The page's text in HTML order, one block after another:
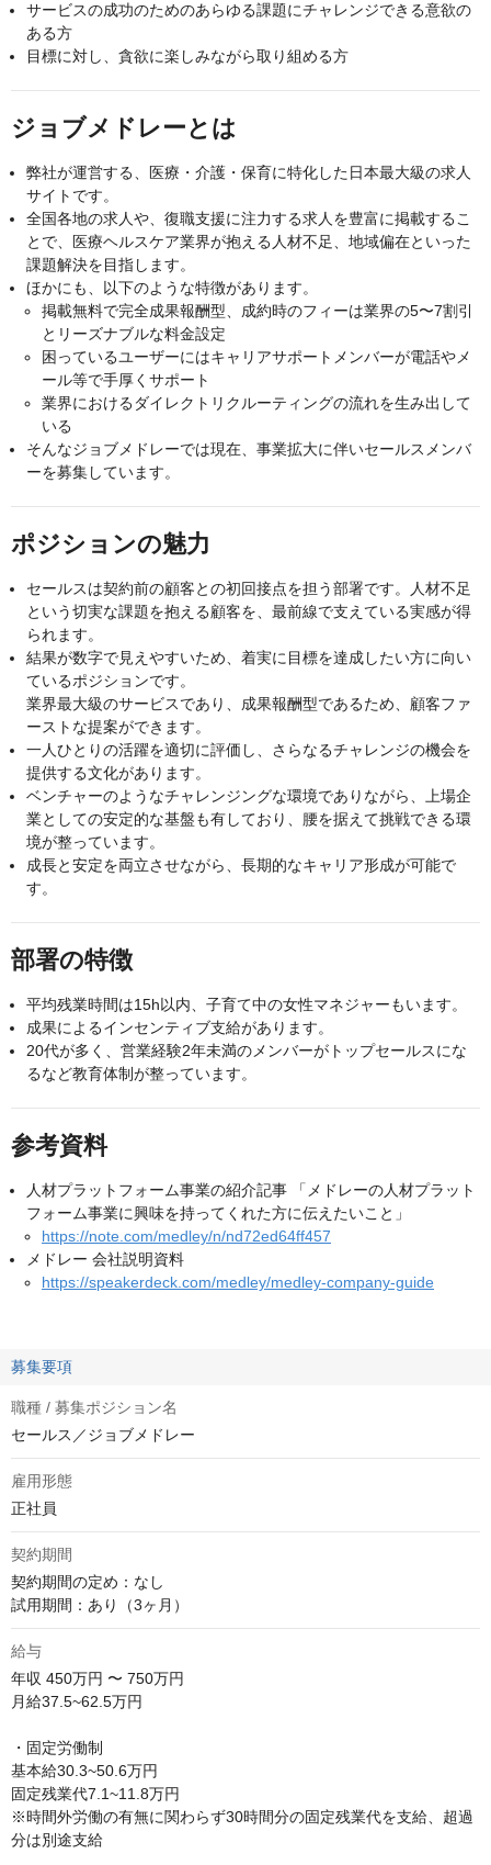
サービスの成功のためのあらゆる課題にチャレンジできる意欲の
ある方
目標に対し、貪欲に楽しみながら取り組める方
ジョブメドレーとは
弊社が運営する、医療・介護・保育に特化した日本最大級の求人
サイトです。
全国各地の求人や、復職支援に注力する求人を豊富に掲載するこ
とで、医療ヘルスケア業界が抱える人材不足、地域偏在といった
課題解決を目指します。
ほかにも、以下のような特徴があります。
掲載無料で完全成果報酬型、成約時のフィーは業界の5〜7割引
とリーズナブルな料金設定
困っているユーザーにはキャリアサポートメンバーが電話やメ
ール等で手厚くサポート
業界におけるダイレクトリクルーティングの流れを生み出して
いる
そんなジョブメドレーでは現在、事業拡大に伴いセールスメンバ
ーを募集しています。
ポジションの魅力
セールスは契約前の顧客との初回接点を担う部署です。人材不足
という切実な課題を抱える顧客を、最前線で支えている実感が得
られます。
結果が数字で見えやすいため、着実に目標を達成したい方に向い
ているポジションです。
業界最大級のサービスであり、成果報酬型であるため、顧客ファ
ーストな提案ができます。
一人ひとりの活躍を適切に評価し、さらなるチャレンジの機会を
提供する文化があります。
ベンチャーのようなチャレンジングな環境でありながら、上場企
業としての安定的な基盤も有しており、腰を据えて挑戦できる環
境が整っています。
成長と安定を両立させながら、長期的なキャリア形成が可能で
す。
部署の特徴
平均残業時間は15h以内、子育て中の女性マネジャーもいます。
成果によるインセンティブ支給があります。
20代が多く、営業経験2年未満のメンバーがトップセールスにな
るなど教育体制が整っています。
参考資料
人材プラットフォーム事業の紹介記事 「メドレーの人材プラット
フォーム事業に興味を持ってくれた方に伝えたいこと」
https://note.com/medley/n/nd72ed64ff457
メドレー 会社説明資料
https://speakerdeck.com/medley/medley-company-guide
募集要項
職種 / 募集ポジション名
セールス／ジョブメドレー
雇用形態
正社員
契約期間
契約期間の定め：なし
試用期間：あり（3ヶ月）
給与
年収 450万円 〜 750万円
月給37.5~62.5万円
・固定労働制
基本給30.3~50.6万円
固定残業代7.1~11.8万円
※時間外労働の有無に関わらず30時間分の固定残業代を支給、超過
分は別途支給